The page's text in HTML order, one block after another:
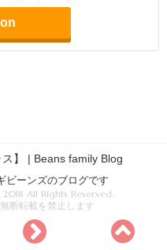
ス】 | Beans family Blog
ーンズのブログです
All Rights Reserved.
断転載を禁止します